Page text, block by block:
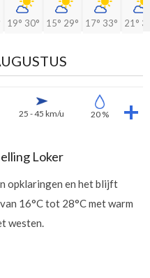
19° 30° 15° 29° 17° 33° 21°
25 - 45 km/u 20 %
Loker
opklaringen en het blijft
16°C tot 28°C met warm
westen.